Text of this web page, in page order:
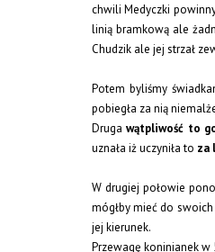
chwili Medyczki
linią bramkową ale
Chudzik ale jej strzał
Potem byliśmy
pobiegła za nią
Druga wątpliwość to
uznała iż uczyniła to za
W drugiej połowie
mógłby mieć do
jej kierunek.
Przewagę koninianek